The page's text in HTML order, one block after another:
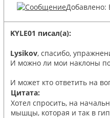
Добавлено:
KYLE01 писал(а):
Lysikov, спасибо,
И можно ли мои наклоны
И может кто ответить на
Цитата:
Хотел спросить, на
мышцы, которая и так в